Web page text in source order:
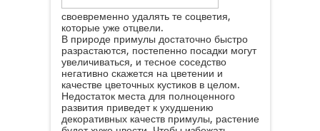
своевременно удалять те соцветия,
которые уже отцвели.
В природе примулы достаточно быстро
разрастаются, постепенно посадки могут
увеличиваться, и тесное соседство
негативно скажется на цветении и
качестве цветочных кустиков в целом.
Недостаток места для полноценного
развития приведет к ухудшению
декоративных качеств примулы, растение